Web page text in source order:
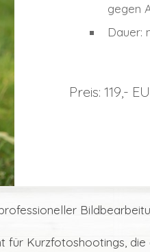
gegen
Dauer:
Preis: 119,-
für Kurzfotoshootings,